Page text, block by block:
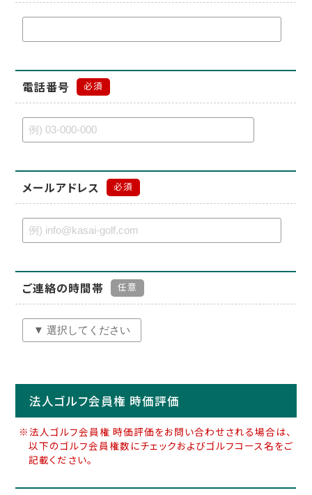
電話番号 必須
メールアドレス 必須
ご連絡の時間帯 任意
法人ゴルフ会員権 時価評価
※法人ゴルフ会員権 時価評価をお問い合わせされる場合は、
以下のゴルフ会員権数にチェックおよびゴルフコース名をご
記載ください。